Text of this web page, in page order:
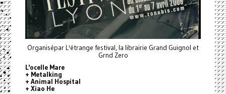
Organisépar L'étrange festival, la librairie Grand Guignol et
Grnd Zero
L'ocelle Mare
+ Metalking
+ Animal Hospital
+ Xiao He